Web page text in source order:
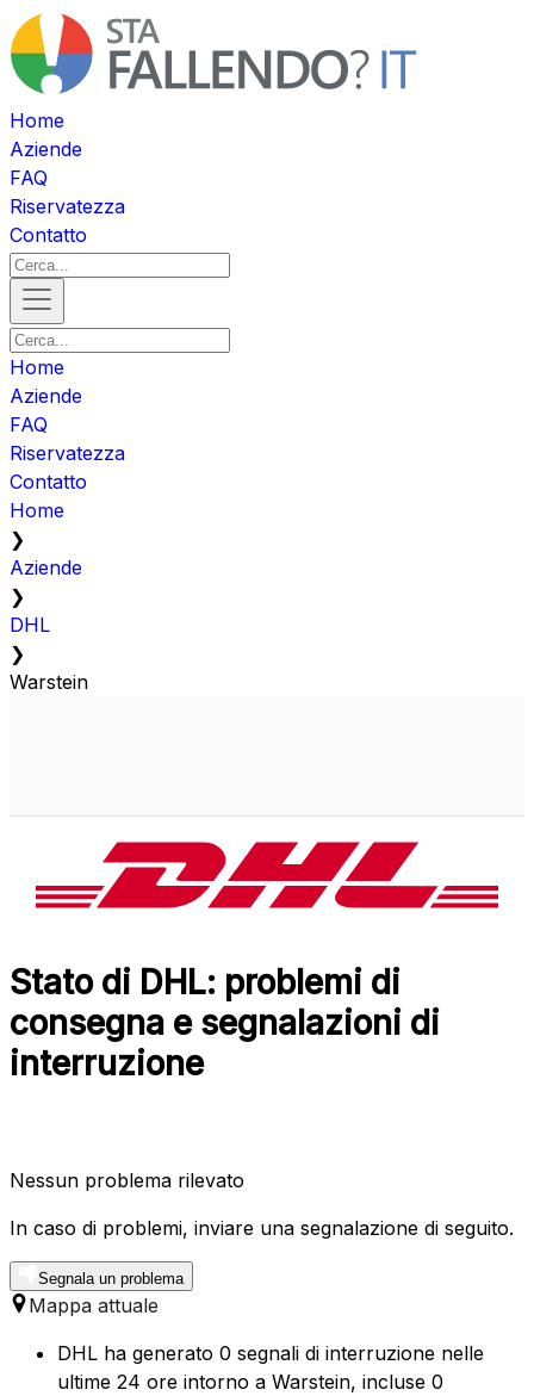
Home
Aziende
FAQ
Riservatezza
Contatto
Home
Aziende
FAQ
Riservatezza
Contatto
Home
❯
Aziende
❯
DHL
❯
Warstein
Stato di DHL: problemi di
consegna e segnalazioni di
interruzione
Nessun problema rilevato
In caso di problemi, inviare una segnalazione di seguito.
Segnala un problema
Mappa attuale
DHL ha generato 0 segnali di interruzione nelle
ultime 24 ore intorno a Warstein, incluse 0